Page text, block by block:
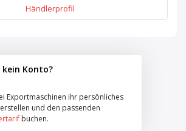
Händlerprofil
kein Konto?
Exportmaschinen ihr persönliches
und den passenden
buchen.